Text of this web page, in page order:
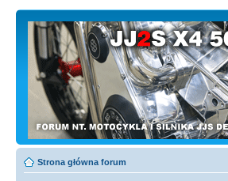
Strona główna forum